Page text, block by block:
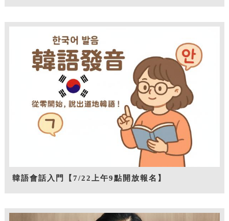
韓語會話入門【7/22上午9點開放報名】